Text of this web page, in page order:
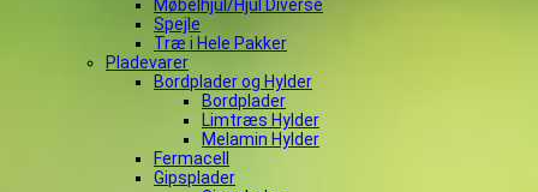
Møbelhjul/Hjul Diverse
Spejle
Træ i Hele Pakker
Pladevarer
Bordplader og Hylder
Bordplader
Limtræs Hylder
Melamin Hylder
Fermacell
Gipsplader